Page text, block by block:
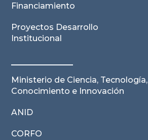
Financiamiento
Proyectos Desarrollo
Institucional
Ministerio de Ciencia, Tecnología,
Conocimiento e Innovación
ANID
CORFO